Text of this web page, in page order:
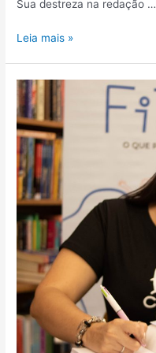
Sua destreza na redação …
Leia mais »